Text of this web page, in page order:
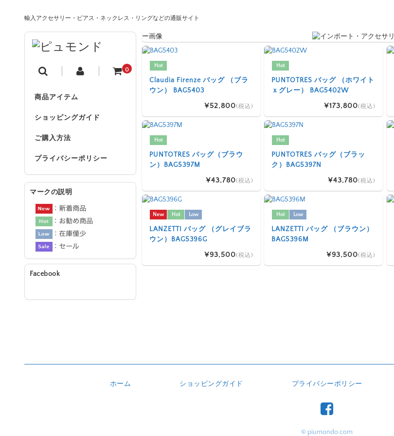
輸入アクセサリー・ピアス・ネックレス・リングなどの通販サイト
0
商品アイテム
ショッピングガイド
ご購入方法
プライバシーポリシー
Hot
Claudia Firenze バッグ （ブラ
ウン） BAG5403
¥52,800(税込)
Hot
PUNTOTRES バッグ （ホワイト
ｘグレー） BAG5402W
¥173,800(税込)
Hot
PUNTOTRES バッグ（ブラウ
ン）BAG5397M
¥43,780(税込)
Hot
PUNTOTRES バッグ（ブラッ
ク）BAG5397N
¥43,780(税込)
New Hot Low
LANZETTI バッグ （グレイブラ
ウン）BAG5396G
¥93,500(税込)
Hot Low
LANZETTI バッグ （ブラウン）
BAG5396M
¥93,500(税込)
マークの説明
Facebook
ホーム ショッピングガイド プライバシーポリシー
© piumondo.com